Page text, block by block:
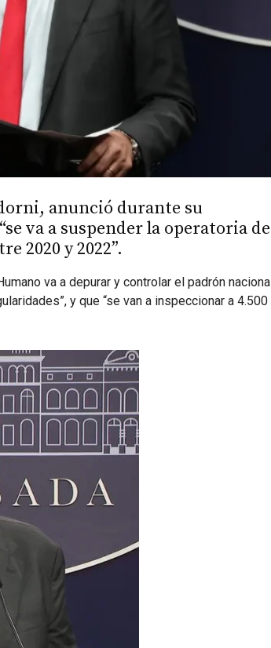
anunció durante su
va a suspender la operatoria de
2020 y 2022”.
va a depurar y controlar el padrón nacional
y que “se van a inspeccionar a 4.500